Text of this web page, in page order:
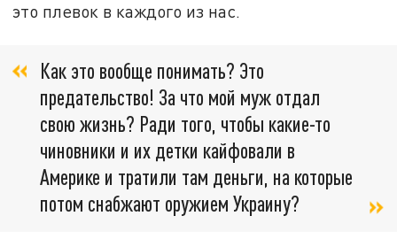
это плевок в каждого из нас.
Как это вообще понимать? Это
предательство! За что мой муж отдал
свою жизнь? Ради того, чтобы какие-то
чиновники и их детки кайфовали в
Америке и тратили там деньги, на которые
потом снабжают оружием Украину?